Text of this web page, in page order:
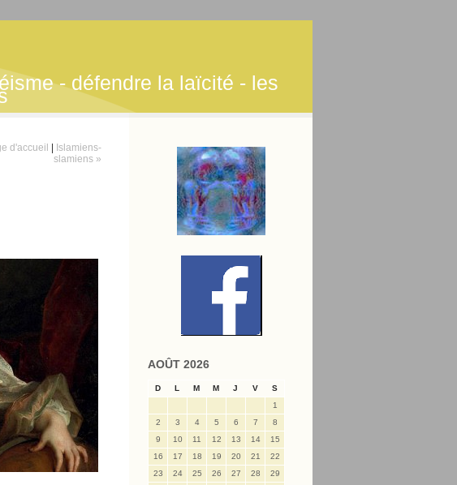
- défendre la laïcité - les
AOÛT 2026
D L M M J V
S
1
2
3 4 5 6 7
8
9
10 11 12 13 14
15
16
17 18 19 20 21
22
23
24 25 26 27 28
29
d'accueil
Islamiens-
slamiens »